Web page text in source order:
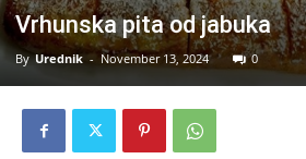
Vrhunska pita od jabuka
By Urednik - November 13, 2024 0